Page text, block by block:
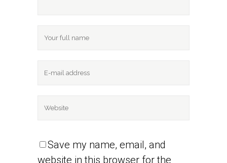
Save my name, email, and
website in this browser for the